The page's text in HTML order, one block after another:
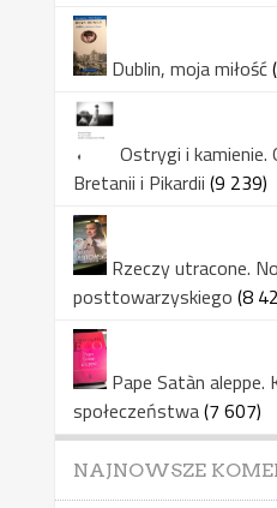
Dublin, moja miłość
Ostrygi i kamienie.
Bretanii i Pikardii (9 239)
Rzeczy utracone.
posttowarzyskiego (8
Pape Satàn aleppe.
społeczeństwa(7 607)
NAJNOWSZE